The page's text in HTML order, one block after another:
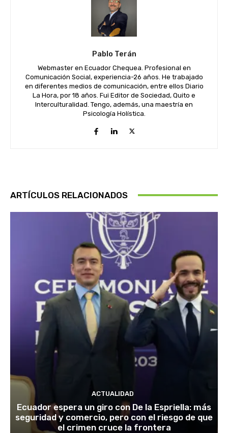
Pablo Terán
Webmaster en Ecuador Chequea. Profesional en
Comunicación Social, experiencia-26 años. He trabajado
en diferentes medios de comunicación, entre ellos Diario
La Hora, por 18 años. Fui Editor de Sociedad, Quito e
Interculturalidad. Tengo, además, una maestría en
Psicología Holística.
ARTÍCULOS RELACIONADOS
ACTUALIDAD
Ecuador espera un giro con De la Espriella: más
seguridad y comercio, pero con el riesgo de que
el crimen cruce la frontera